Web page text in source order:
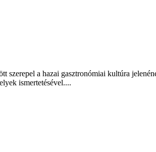
szerepel a hazai gasztronómiai kultúra
ismertetésével....